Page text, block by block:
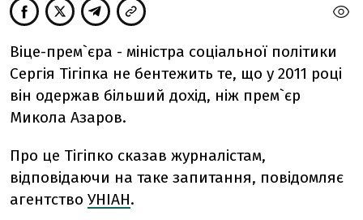
Віце-прем`єра - міністра соціальної політики
Сергія Тігіпка не бентежить те, що у 2011 році
він одержав більший дохід, ніж прем`єр
Микола Азаров.
Про це Тігіпко сказав журналістам,
відповідаючи на таке запитання, повідомляє
агентство УНІАН.